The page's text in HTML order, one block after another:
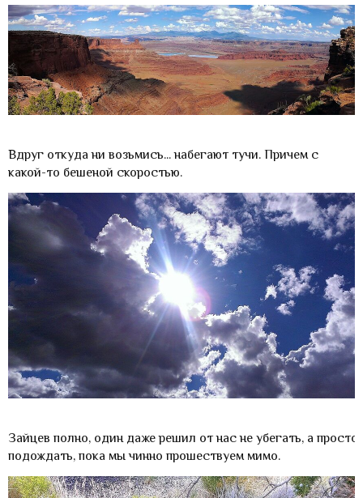
Вдруг откуда ни возьмись... набегают тучи. Причем с
какой-то бешеной скоростью.
Зайцев полно, один даже решил от нас не убегать, а просто
подождать, пока мы чинно прошествуем мимо.